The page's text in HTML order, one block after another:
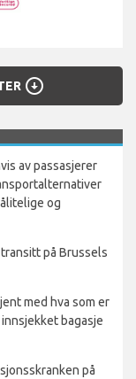
arrow_circle_down
av passasjerer
og
på Brussels
med hva som er
bagasje
på